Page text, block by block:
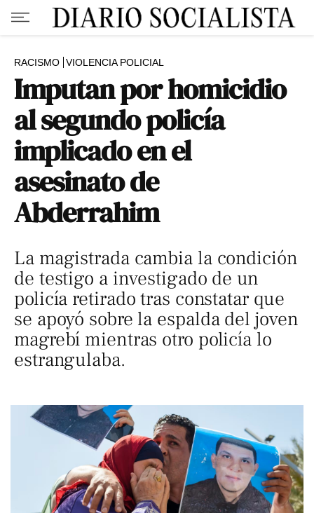
RACISMO VIOLENCIA POLICIAL
Imputan por homicidio
al segundo policía
implicado en el
asesinato de
Abderrahim
La magistrada cambia la condición
de testigo a investigado de un
policía retirado tras constatar que
se apoyó sobre la espalda del joven
magrebí mientras otro policía lo
estrangulaba.